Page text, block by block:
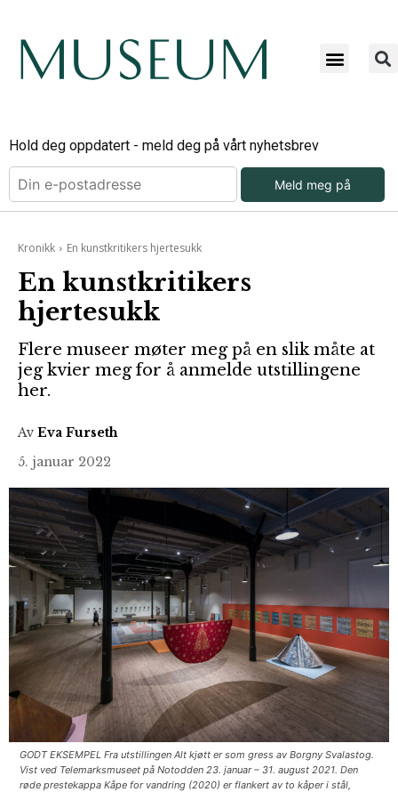
Hold deg oppdatert - meld deg på vårt nyhetsbrev
Meld meg på
Kronikk En kunstkritikers hjertesukk
En kunstkritikers
hjertesukk
Flere museer møter meg på en slik måte at
jeg kvier meg for å anmelde utstillingene
her.
Av Eva Furseth
5. januar 2022
GODT EKSEMPEL Fra utstillingen Alt kjøtt er som gress av Borgny Svalastog.
Vist ved Telemarksmuseet på Notodden 23. januar – 31. august 2021. Den
røde prestekappa Kåpe for vandring (2020) er flankert av to kåper i stål,